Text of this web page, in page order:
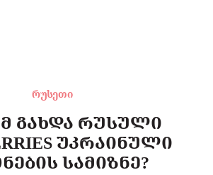
რუსეთი
ᲒᲐᲮᲓᲐ ᲠᲣᲡᲣᲚᲘ
ᲣᲙᲠᲐᲘᲜᲣᲚᲘ
ᲡᲐᲛᲘᲖᲜᲔ?